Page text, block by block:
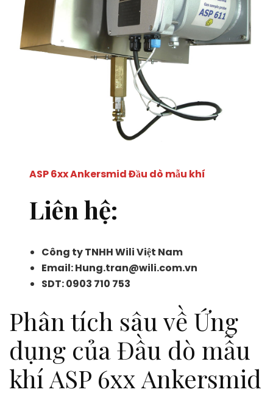
ASP 6xx Ankersmid Đầu dò mẫu khí
Liên hệ:
Công ty TNHH Wili Việt Nam
Email: Hung.tran@wili.com.vn
SDT: 0903 710 753
Phân tích sâu về Ứng
dụng của Đầu dò mẫu
khí ASP 6xx Ankersmid